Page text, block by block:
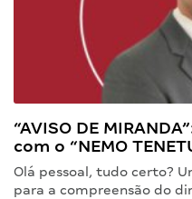
“AVISO DE
com o “NEMO
Olá pessoal, tudo certo?
para a compreensão do